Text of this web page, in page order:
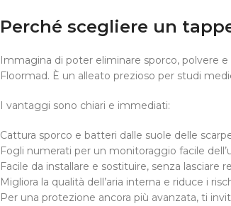
Perché scegliere un
Immagina di poter eliminare sporco, polvere
Floormad. È un alleato prezioso per studi
I vantaggi sono chiari e immediati:
Cattura sporco e batteri dalle suole delle
Fogli numerati per un monitoraggio facile
Facile da installare e sostituire, senza lasciare
Migliora la qualità dell’aria interna e riduce i
Per una protezione ancora più avanzata, ti